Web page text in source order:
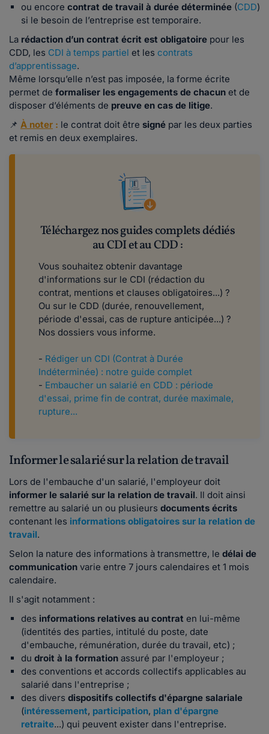
ou encore contrat de travail à durée déterminée (CDD)
si le besoin de l’entreprise est temporaire.
La rédaction d’un contrat écrit est obligatoire pour les
CDD, les CDI à temps partiel et les contrats
d’apprentissage.
Même lorsqu’elle n’est pas imposée, la forme écrite
permet de formaliser les engagements de chacun et de
disposer d’éléments de preuve en cas de litige.
📌 À noter : le contrat doit être signé par les deux parties
et remis en deux exemplaires.
Téléchargez nos guides complets dédiés
au CDI et au CDD :
Vous souhaitez obtenir davantage
d'informations sur le CDI (rédaction du
contrat, mentions et clauses obligatoires...) ?
Ou sur le CDD (durée, renouvellement,
période d'essai, cas de rupture anticipée...) ?
Nos dossiers vous informe.
- Rédiger un CDI (Contrat à Durée
Indéterminée) : notre guide complet
- Embaucher un salarié en CDD : période
d'essai, prime fin de contrat, durée maximale,
rupture...
Informer le salarié sur la relation de travail
Lors de l'embauche d'un salarié, l'employeur doit
informer le salarié sur la relation de travail. Il doit ainsi
remettre au salarié un ou plusieurs documents écrits
contenant les informations obligatoires sur la relation de
travail.
Selon la nature des informations à transmettre, le délai de
communication varie entre 7 jours calendaires et 1 mois
calendaire.
Il s'agit notamment :
des informations relatives au contrat en lui-même
(identités des parties, intitulé du poste, date
d'embauche, rémunération, durée du travail, etc) ;
du droit à la formation assuré par l'employeur ;
des conventions et accords collectifs applicables au
salarié dans l'entreprise ;
des divers dispositifs collectifs d'épargne salariale
(intéressement, participation, plan d'épargne
retraite...) qui peuvent exister dans l'entreprise.